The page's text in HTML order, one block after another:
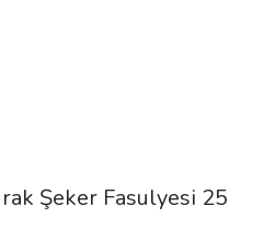
Şeker Fasulyesi 25